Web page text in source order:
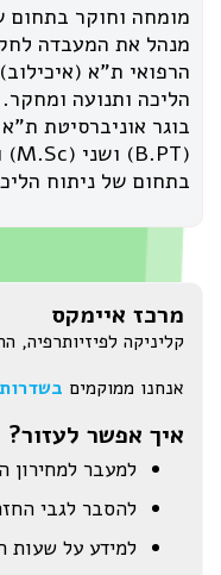
מומחה וחוקר בתחום
מנהל את המעבדה
הרפואי ת"א
הליכה ותנועה
בוגר אוניברסיטת
בתחום של ניתוח
מרכז איימקס
קליניקה לפיזיותרפיה,
אנחנו ממוקמים בשדרות
איך אפשר לעזור?
למעבר למחירון
להסבר לגבי
למידע על שעות